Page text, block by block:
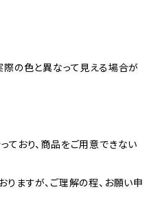
際の色と異なって見える場合が
ており、商品をご用意できない
ますが、ご理解の程、お願い申